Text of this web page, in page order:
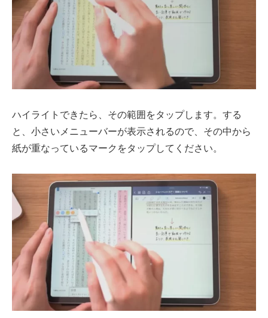
ハイライトできたら、その範囲をタップします。する
と、小さいメニューバーが表示されるので、その中から
紙が重なっているマークをタップしてください。